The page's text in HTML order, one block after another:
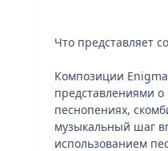
Что представляет
Композиции
представлениями
песнопениях,
музыкальный шаг
использованием